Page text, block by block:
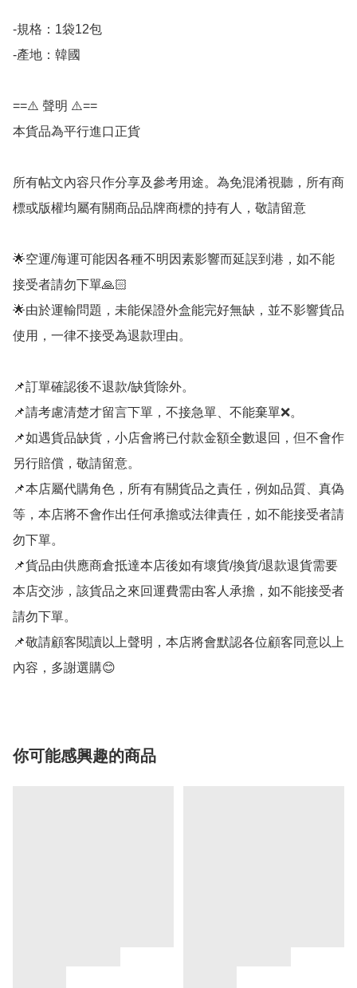
-規格：1袋12包
-產地：韓國
==⚠️ 聲明 ⚠️==
本貨品為平行進口正貨
所有帖文內容只作分享及參考用途。為免混淆視聽，所有商
標或版權均屬有關商品品牌商標的持有人，敬請留意
🌟空運/海運可能因各種不明因素影響而延誤到港，如不能
接受者請勿下單🙏🏻
🌟由於運輸問題，未能保證外盒能完好無缺，並不影響貨品
使用，一律不接受為退款理由。
📌訂單確認後不退款/缺貨除外。
📌請考慮清楚才留言下單，不接急單、不能棄單❌。
📌如遇貨品缺貨，小店會將已付款金額全數退回，但不會作
另行賠償，敬請留意。
📌本店屬代購角色，所有有關貨品之責任，例如品質、真偽
等，本店將不會作出任何承擔或法律責任，如不能接受者請
勿下單。
📌貨品由供應商倉抵達本店後如有壞貨/換貨/退款退貨需要
本店交涉，該貨品之來回運費需由客人承擔，如不能接受者
請勿下單。
📌敬請顧客閱讀以上聲明，本店將會默認各位顧客同意以上
內容，多謝選購😊
你可能感興趣的商品